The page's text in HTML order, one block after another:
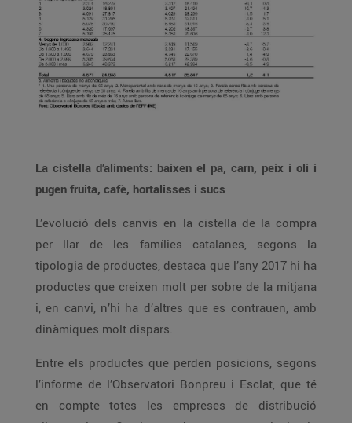
La cistella d’aliments: baixen el pa, carn, peix i oli i
pugen fruita, cafè, hortalisses i sucs
L’evolució dels canvis en la cistella de la compra
per llar de les famílies catalanes, segons la
tipologia de productes, destaca que l’any 2017 hi ha
productes que creixen molt per sobre de la mitjana
i, en canvi, n’hi ha d’altres que es contrauen, amb
dinàmiques molt dispars.
Entre els productes que perden posicions, segons
l’informe de l’Observatori Bonpreu i Esclat, que té
en compte totes les empreses de distribució